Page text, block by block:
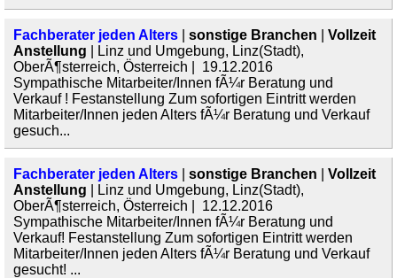
Fachberater jeden Alters sonstige Branchen
Vollzeit
Anstellung | Linz und Umgebung, Linz(Stadt),
OberÃ¶sterreich, Österreich | 19.12.2016
Sympathische Mitarbeiter/Innen fÃ¼r Beratung und
Verkauf ! Festanstellung Zum sofortigen Eintritt werden
Mitarbeiter/Innen jeden Alters fÃ¼r Beratung und Verkauf
gesuch...
Fachberater jeden Alters sonstige Branchen
Vollzeit
Anstellung | Linz und Umgebung, Linz(Stadt),
OberÃ¶sterreich, Österreich | 12.12.2016
Sympathische Mitarbeiter/Innen fÃ¼r Beratung und
Verkauf! Festanstellung Zum sofortigen Eintritt werden
Mitarbeiter/Innen jeden Alters fÃ¼r Beratung und Verkauf
gesucht! ...